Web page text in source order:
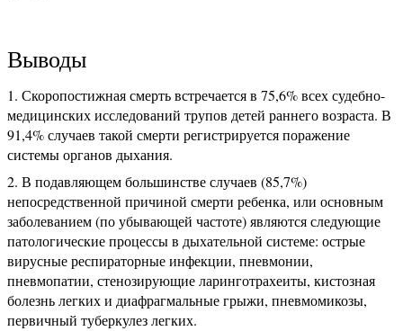
Выводы
Скоропостижная смерть встречается в 75,6% всех судебно-
медицинских исследований трупов детей раннего возраста. В
91,4% случаев такой смерти регистрируется поражение
системы органов дыхания.
В подавляющем большинстве случаев (85,7%)
непосредственной причиной смерти ребенка, или основным
заболеванием (по убывающей частоте) являются следующие
патологические процессы в дыхательной системе: острые
вирусные респираторные инфекции, пневмонии,
пневмопатии, стенозирующие ларинготрахеиты, кистозная
болезнь легких и диафрагмальные грыжи, пневмомикозы,
первичный туберкулез легких.